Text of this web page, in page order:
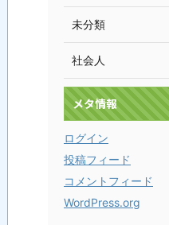
未分類
社会人
メタ情報
ログイン
投稿フィード
コメントフィード
WordPress.org